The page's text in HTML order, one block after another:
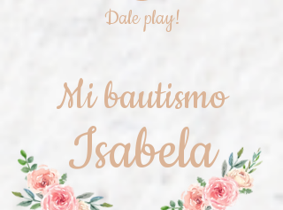
Dale play!
Isabela
Mi bautismo